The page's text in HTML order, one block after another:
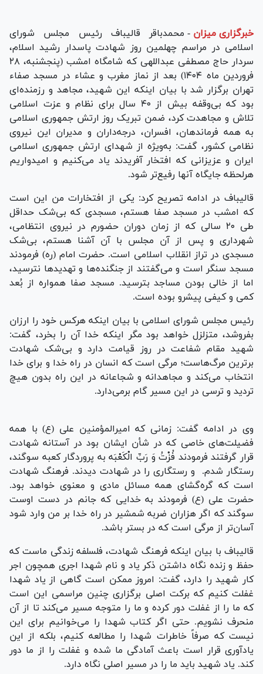
خبرگزاری میزان - محمدباقر قالیباف رئیس مجلس شورای
اسلامی در مراسم چهلمین روز شهادت پاسدار رشید اسلام،
سردار حاج مصطفی عبداللهی که شامگاه امشب (پنجشنبه، ۲۸
فروردین ماه ۱۴۰۴) بعد از نماز مغرب و عشاء در مسجد صفاء
تهران برگزار شد با بیان اینکه این شهید، مجاهد و رزمنده‌ای
بود که بی‌وقفه بیش از ۴۰ سال برای نظام و عزت اسلامی
تلاش و مجاهدت کرد، ضمن تبریک روز ارتش جمهوری اسلامی
به همه فرماندهان، افسران، درجه‌داران و مدیران این نیروی
نظامی کشور، گفت: به‌ویژه از شهدای ارتش جمهوری اسلامی
ایران و عزیزانی که افتخار آفریدند یاد می‌کنیم و امیدواریم
هرلحظه جایگاه آنها رفیع‌تر شود.
قالیباف در ادامه تصریح کرد: یکی از افتخارات من این است
که امشب در مسجد صفا هستم، مسجدی که بی‌شک حداقل
طی ۲۰ سالی که از زمان دوران حضورم در نیروی انتظامی،
شهرداری و پس از آن مجلس با آن آشنا هستم، بی‌شک
مسجدی در تراز انقلاب اسلامی است. حضرت امام (ره) فرمودند
مسجد سنگر است و می‌گفتند از جنگنده‌ها و تهدید‌ها نترسید،
اما از خالی بودن مساجد بترسید. مسجد صفا همواره از بُعد
کمی و کیفی پیشرو بوده است.
رئیس مجلس شورای اسلامی با بیان اینکه هرکس خود را ارزان
بفروشد، متزلزل خواهد بود مگر اینکه خدا آن را بخرد، گفت:
شهید مقام شفاعت در روز قیامت دارد و بی‌شک شهادت
برترین مرگ‌هاست؛ مرگی است که انسان در راه خدا و برای خدا
انتخاب می‌کند و مجاهدانه و شجاعانه در این راه بدون هیچ
تردید و ترسی در این مسیر گام برمی‌دارد.
وی در ادامه گفت: زمانی که امیرالمؤمنین علی (ع) با همه
فضیلت‌های خاصی که در شأن ایشان بود در آستانه شهادت
قرار گرفتند فرمودند فُزْتُ وَ رَبِّ الْکَعْبَه به پروردگار کعبه سوگند،
رستگار شدم. ‏ و رستگاری را در شهادت دیدند. فرهنگ شهادت
است که گره‌گشای همه مسائل مادی و معنوی خواهد بود.
حضرت علی (ع) فرمودند به خدایی که جانم در دست اوست
سوگند که اگر هزاران ضربه شمشیر در راه خدا بر من وارد شود
آسان‌تر از مرگی است که در بستر باشد.
قالیباف با بیان اینکه فرهنگ شهادت، فلسلفه زندگی ماست که
حفظ و زنده نگاه داشتن ذکر یاد و نام شهدا اجری همچون اجر
کار شهید را دارد، گفت: امروز ممکن است گاهی از یاد شهدا
غفلت کنیم که برکت اصلی برگزاری چنین مراسمی این است
که ما را از غفلت دور کرده و ما را متوجه مسیر می‌کند تا از آن
منحرف نشویم. حتی اگر کتاب شهدا را می‌خوانیم برای این
نیست که صرفاً خاطرات شهدا را مطالعه کنیم، بلکه از این
یادآوری قرار است باعث آمادگی ما شده و غفلت را از ما دور
کند. یاد شهید باید ما را در مسیر اصلی نگاه دارد.